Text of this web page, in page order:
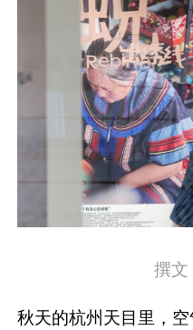
撰
秋天的杭州天目里，